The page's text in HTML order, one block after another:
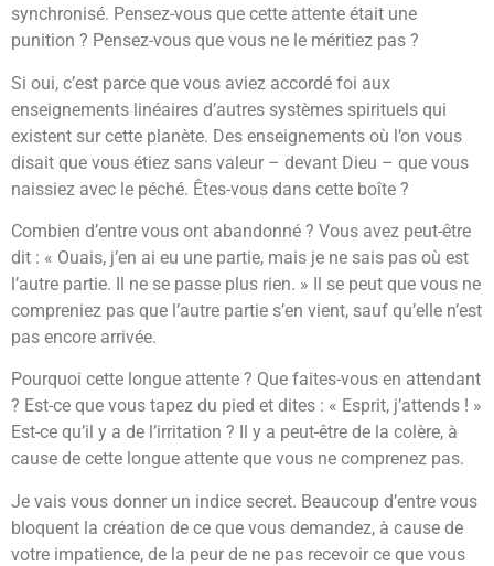
synchronisé. Pensez-vous que cette attente était une
punition ? Pensez-vous que vous ne le méritiez pas ?
Si oui, c’est parce que vous aviez accordé foi aux
enseignements linéaires d’autres systèmes spirituels qui
existent sur cette planète. Des enseignements où l’on vous
disait que vous étiez sans valeur – devant Dieu – que vous
naissiez avec le péché. Êtes-vous dans cette boîte ?
Combien d’entre vous ont abandonné ? Vous avez peut-être
dit : « Ouais, j’en ai eu une partie, mais je ne sais pas où est
l’autre partie. Il ne se passe plus rien. » Il se peut que vous ne
compreniez pas que l’autre partie s’en vient, sauf qu’elle n’est
pas encore arrivée.
Pourquoi cette longue attente ? Que faites-vous en attendant
? Est-ce que vous tapez du pied et dites : « Esprit, j’attends ! »
Est-ce qu’il y a de l’irritation ? Il y a peut-être de la colère, à
cause de cette longue attente que vous ne comprenez pas.
Je vais vous donner un indice secret. Beaucoup d’entre vous
bloquent la création de ce que vous demandez, à cause de
votre impatience, de la peur de ne pas recevoir ce que vous